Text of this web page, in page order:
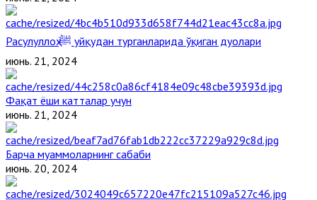
Расулуллоҳ ﷺ уйқудан турганларида ўқиган дуолари
июнь. 21, 2024
Фақат ёши катталар учун
июнь. 21, 2024
Барча муаммоларнинг сабаби
июнь. 20, 2024